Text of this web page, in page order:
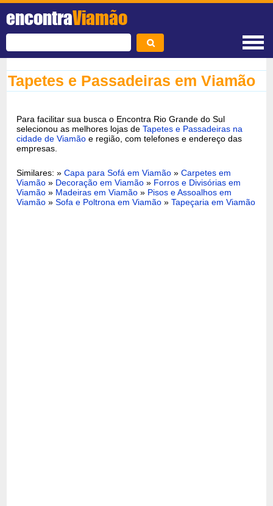
encontraViamão
Tapetes e Passadeiras em Viamão
Para facilitar sua busca o Encontra Rio Grande do Sul
selecionou as melhores lojas deTapetes e Passadeiras na
cidade de Viamão e região, com telefones e endereço das
empresas.
Similares: »Capa para Sofá em Viamão »Carpetes em
Viamão » Decoração em Viamão » Forros e Divisórias em
Viamão » Madeiras em Viamão » Pisos e Assoalhos em
Viamão »Sofa e Poltrona em Viamão »Tapeçaria em Viamão